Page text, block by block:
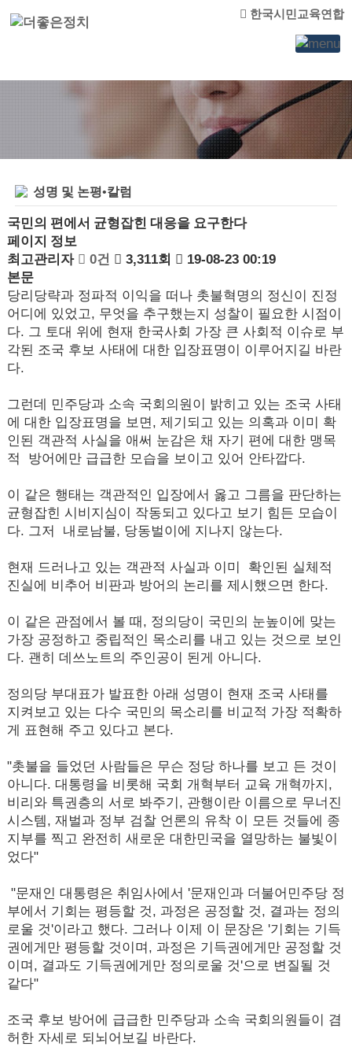
한국시민교육연합
성명 및 논평•칼럼
국민의 편에서 균형잡힌 대응을 요구한다
페이지 정보
최고관리자
0건 3,311회
19-08-23 00:19
본문
당리당략과 정파적 이익을 떠나 촛불혁명의 정신이 진정
어디에 있었고, 무엇을 추구했는지 성찰이 필요한 시점이
다. 그 토대 위에 현재 한국사회 가장 큰 사회적 이슈로 부
각된 조국 후보 사태에 대한 입장표명이 이루어지길 바란
다.
그런데 민주당과 소속 국회의원이 밝히고 있는 조국 사태
에 대한 입장표명을 보면, 제기되고 있는 의혹과 이미 확
인된 객관적 사실을 애써 눈감은 채 자기 편에 대한 맹목
적 방어에만 급급한 모습을 보이고 있어 안타깝다.
이 같은 행태는 객관적인 입장에서 옳고 그름을 판단하는
균형잡힌 시비지심이 작동되고 있다고 보기 힘든 모습이
다. 그저 내로남불, 당동벌이에 지나지 않는다.
현재 드러나고 있는 객관적 사실과 이미 확인된 실체적
진실에 비추어 비판과 방어의 논리를 제시했으면 한다.
이 같은 관점에서 볼 때, 정의당이 국민의 눈높이에 맞는
가장 공정하고 중립적인 목소리를 내고 있는 것으로 보인
다. 괜히 데쓰노트의 주인공이 된게 아니다.
정의당 부대표가 발표한 아래 성명이 현재 조국 사태를
지켜보고 있는 다수 국민의 목소리를 비교적 가장 적확하
게 표현해 주고 있다고 본다.
"촛불을 들었던 사람들은 무슨 정당 하나를 보고 든 것이
아니다. 대통령을 비롯해 국회 개혁부터 교육 개혁까지,
비리와 특권층의 서로 봐주기, 관행이란 이름으로 무너진
시스템, 재벌과 정부 검찰 언론의 유착 이 모든 것들에 종
지부를 찍고 완전히 새로운 대한민국을 열망하는 불빛이
었다"
"문재인 대통령은 취임사에서 '문재인과 더불어민주당 정
부에서 기회는 평등할 것, 과정은 공정할 것, 결과는 정의
로울 것'이라고 했다. 그러나 이제 이 문장은 '기회는 기득
권에게만 평등할 것이며, 과정은 기득권에게만 공정할 것
이며, 결과도 기득권에게만 정의로울 것'으로 변질될 것
같다"
조국 후보 방어에 급급한 민주당과 소속 국회의원들이 겸
허한 자세로 되뇌어보길 바란다.